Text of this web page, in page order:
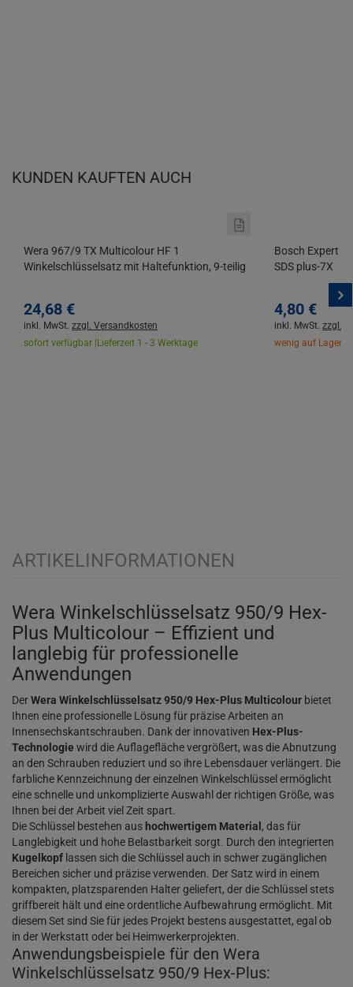
KUNDEN KAUFTEN AUCH
Wera 967/9 TX Multicolour HF 1
Winkelschlüsselsatz mit Haltefunktion, 9-teilig
24,68 €
inkl. MwSt. zzgl. Versandkosten
sofort verfügbar | Lieferzeit 1 - 3 Werktage
Bosch Expert
SDS plus-7X
4,80 €
inkl. MwSt. zzgl.
wenig auf Lager |
ARTIKELINFORMATIONEN
Wera Winkelschlüsselsatz 950/9 Hex-
Plus Multicolour – Effizient und
langlebig für professionelle
Anwendungen
DerWera Winkelschlüsselsatz 950/9 Hex-Plus Multicolour bietet
Ihnen eine professionelle Lösung für präzise Arbeiten an
Innensechskantschrauben. Dank der innovativen Hex-Plus-
Technologie wird die Auflagefläche vergrößert, was die Abnutzung
an den Schrauben reduziert und so ihre Lebensdauer verlängert. Die
farbliche Kennzeichnung der einzelnen Winkelschlüssel ermöglicht
eine schnelle und unkomplizierte Auswahl der richtigen Größe, was
Ihnen bei der Arbeit viel Zeit spart.
Die Schlüssel bestehen aus hochwertigem Material , das für
Langlebigkeit und hohe Belastbarkeit sorgt. Durch den integrierten
Kugelkopf lassen sich die Schlüssel auch in schwer zugänglichen
Bereichen sicher und präzise verwenden. Der Satz wird in einem
kompakten, platzsparenden Halter geliefert, der die Schlüssel stets
griffbereit hält und eine ordentliche Aufbewahrung ermöglicht. Mit
diesem Set sind Sie für jedes Projekt bestens ausgestattet, egal ob
in der Werkstatt oder bei Heimwerkerprojekten.
Anwendungsbeispiele für den Wera
Winkelschlüsselsatz 950/9 Hex-Plus: